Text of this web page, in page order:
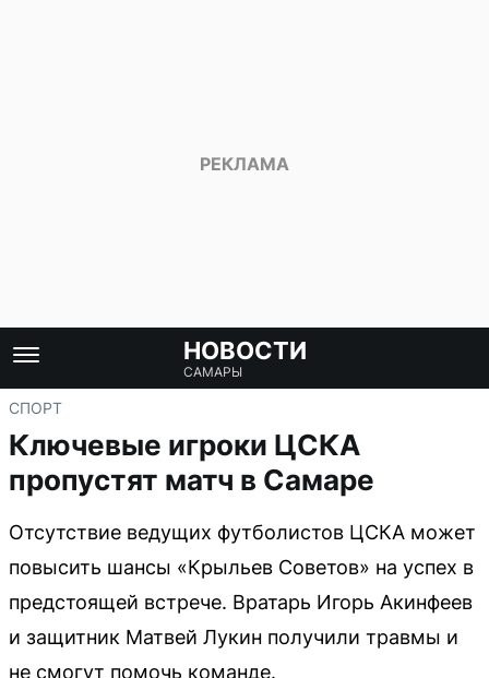
НОВОСТИ
САМАРЫ
СПОРТ
Ключевые игроки ЦСКА
пропустят матч в Самаре
Отсутствие ведущих футболистов ЦСКА может
повысить шансы «Крыльев Советов» на успех в
предстоящей встрече. Вратарь Игорь Акинфеев
и защитник Матвей Лукин получили травмы и
не смогут помочь команде.